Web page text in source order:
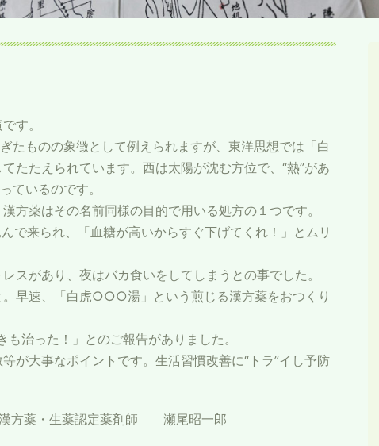
す。
たものの象徴として例えられますが、東洋思想では「白
たたえられています。西は太陽が沈む方位で、“熱”があ
ているのです。
方薬はその名前同様の目的で用いる処方の１つです。
で来られ、「血糖が高いからすぐ下げてくれ！」とムリ
スがあり、夜はバカ食いをしてしまうとの事でした。
早速、「白虎○○○湯」という煎じる漢方薬をおつくり
治った！」とのご報告がありました。
が大事なポイントです。生活習慣改善に“トラ”イし予防
方薬・生薬認定薬剤師 瀬尾昭一郎